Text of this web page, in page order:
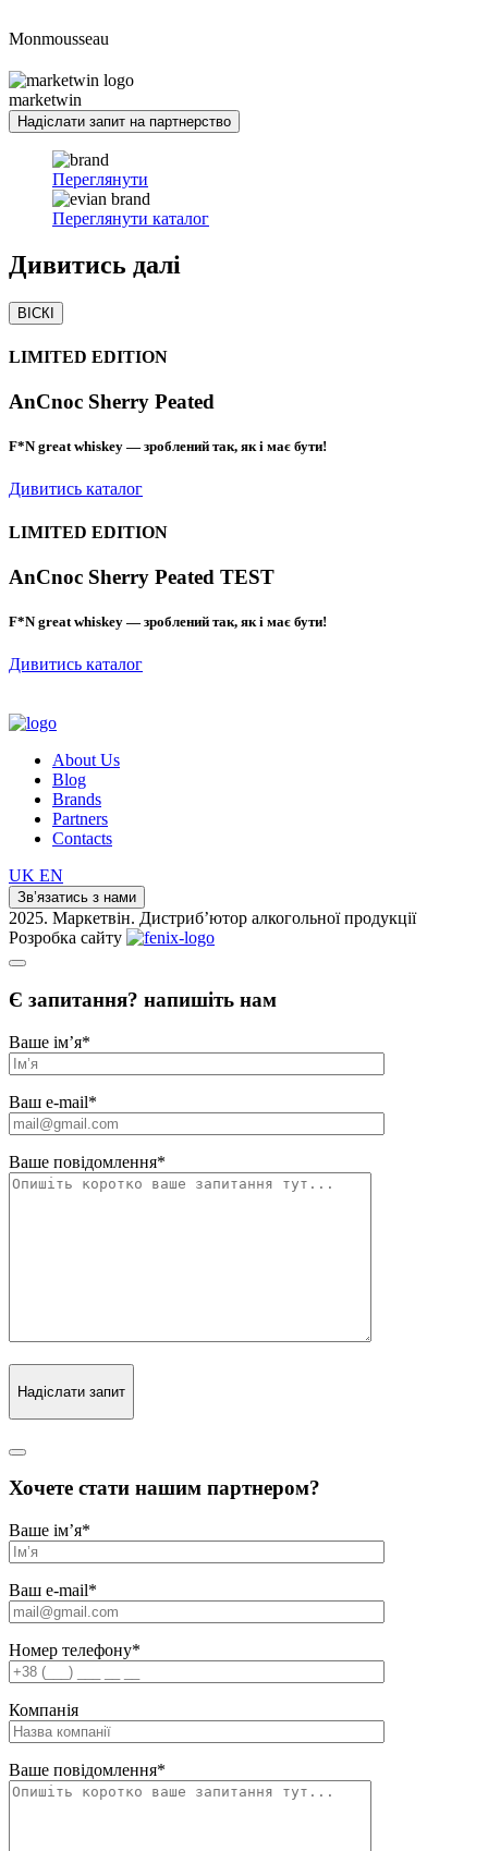
Monmousseau
marketwin
Надіслати запит на партнерство
Переглянути
Переглянути каталог
Дивитись далі
ВІСКІ
LIMITED EDITION
AnCnoc Sherry Peated
F*N great whiskey — зроблений так, як і має бути!
Дивитись каталог
LIMITED EDITION
AnCnoc Sherry Peated TEST
F*N great whiskey — зроблений так, як і має бути!
Дивитись каталог
About Us
Blog
Brands
Partners
Contacts
UK EN
Зв’язатись з нами
2025. Маркетвін. Дистриб’ютор алкогольної продукції
Розробка сайту
Є запитання? напишіть нам
Ваше ім’я*
Ваш e-mail*
Ваше повідомлення*
Надіслати запит
Хочете стати нашим партнером?
Ваше ім’я*
Ваш e-mail*
Номер телефону*
Компанія
Ваше повідомлення*